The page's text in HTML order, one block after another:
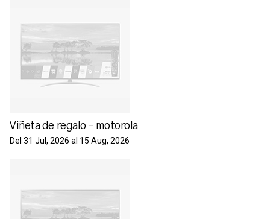
Viñeta de regalo - motorola
Del 31 Jul, 2026 al 15 Aug, 2026